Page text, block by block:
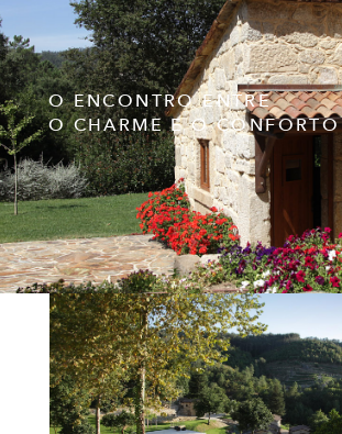
O ENCONTRO ENTRE
O CHARME E O CONFORTO